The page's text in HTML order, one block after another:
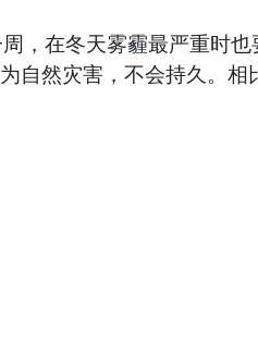
，在冬天雾霾最严重时
自然灾害，不会持久。相